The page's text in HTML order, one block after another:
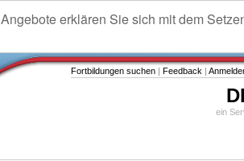
erklären Sie sich mit dem
Fortbildungen suchen | Feedback |
ein